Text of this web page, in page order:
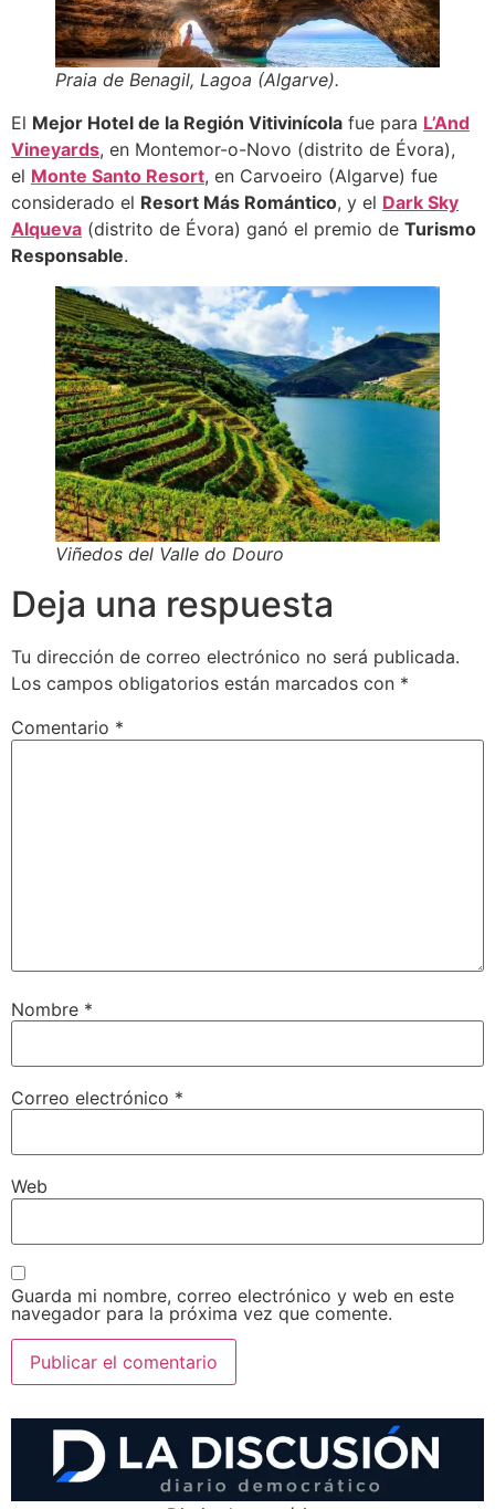
Praia de Benagil, Lagoa (Algarve).
El Mejor Hotel de la Región Vitivinícola fue para L’And
Vineyards, en Montemor-o-Novo (distrito de Évora),
el Monte Santo Resort, en Carvoeiro (Algarve) fue
considerado el Resort Más Romántico, y el Dark Sky
Alqueva (distrito de Évora) ganó el premio de Turismo
Responsable.
Viñedos del Valle do Douro
Deja una respuesta
Tu dirección de correo electrónico no será publicada.
Los campos obligatorios están marcados con *
Comentario *
Nombre *
Correo electrónico *
Web
Guarda mi nombre, correo electrónico y web en este
navegador para la próxima vez que comente.